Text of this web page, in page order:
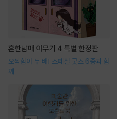
흔한남매 이무기 4 특별 한정판
오싹함이 두 배! 스페셜 굿즈 6종과 함
께